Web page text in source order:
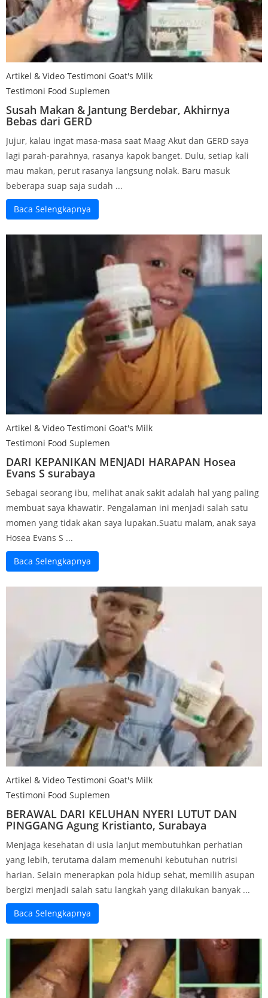
Artikel & Video Testimoni Goat's Milk
Testimoni Food Suplemen
Susah Makan & Jantung Berdebar, Akhirnya
Bebas dari GERD
Jujur, kalau ingat masa-masa saat Maag Akut dan GERD saya
lagi parah-parahnya, rasanya kapok banget. Dulu, setiap kali
mau makan, perut rasanya langsung nolak. Baru masuk
beberapa suap saja sudah ...
Baca Selengkapnya
Artikel & Video Testimoni Goat's Milk
Testimoni Food Suplemen
DARI KEPANIKAN MENJADI HARAPAN Hosea
Evans S surabaya
Sebagai seorang ibu, melihat anak sakit adalah hal yang paling
membuat saya khawatir. Pengalaman ini menjadi salah satu
momen yang tidak akan saya lupakan.Suatu malam, anak saya
Hosea Evans S ...
Baca Selengkapnya
Artikel & Video Testimoni Goat's Milk
Testimoni Food Suplemen
BERAWAL DARI KELUHAN NYERI LUTUT DAN
PINGGANG Agung Kristianto, Surabaya
Menjaga kesehatan di usia lanjut membutuhkan perhatian
yang lebih, terutama dalam memenuhi kebutuhan nutrisi
harian. Selain menerapkan pola hidup sehat, memilih asupan
bergizi menjadi salah satu langkah yang dilakukan banyak ...
Baca Selengkapnya